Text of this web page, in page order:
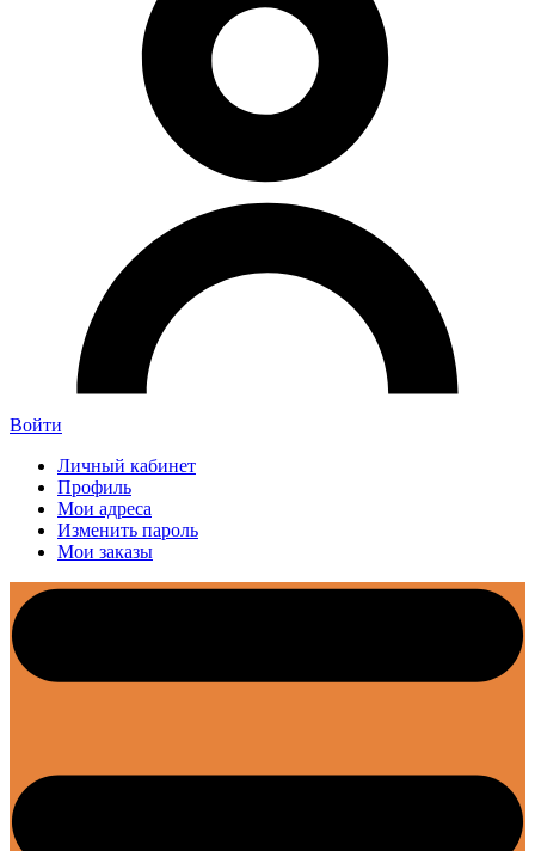
Войти
Личный кабинет
Профиль
Мои адреса
Изменить пароль
Мои заказы